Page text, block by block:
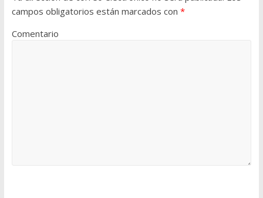
campos obligatorios están marcados con *
Comentario